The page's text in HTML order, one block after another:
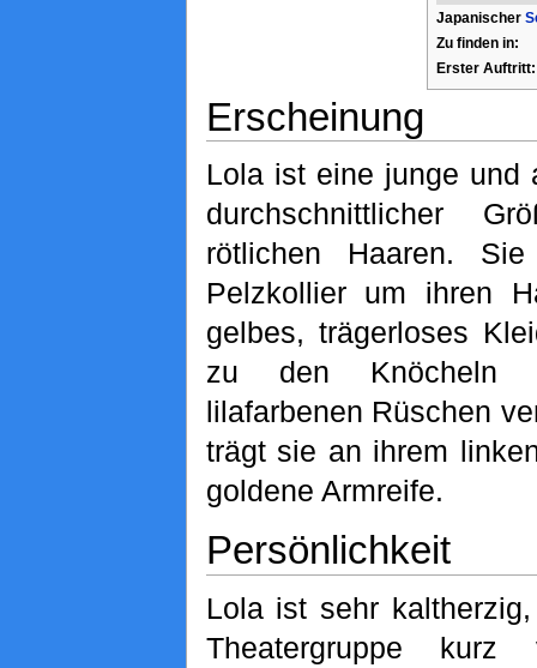
Japanischer
Zu finden in:
Erster Auftritt:
Erscheinung
Lola ist eine junge und
durchschnittlicher
rötlichen Haaren.
Pelzkollier um ihren
gelbes, trägerloses
zu den Knöcheln
lilafarbenen Rüschen
trägt sie an ihrem
goldene Armreife.
Persönlichkeit
Lola ist sehr
Theatergruppe